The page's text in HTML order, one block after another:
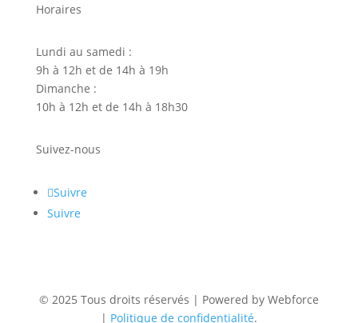
Horaires
Lundi au samedi :
9h à 12h et de 14h à 19h
Dimanche :
10h à 12h et de 14h à 18h30
Suivez-nous
Suivre
Suivre
© 2025 Tous droits réservés | Powered by Webforce
| Politique de confidentialité.